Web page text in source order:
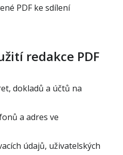
PDF ke sdílení
redakce PDF
dokladů a účtů na
a adres ve
údajů, uživatelských